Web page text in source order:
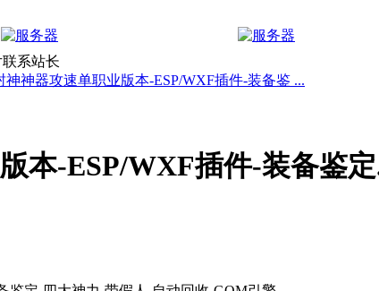
系站长
神神器攻速单职业版本-ESP/WXF插件-装备鉴 ...
本-ESP/WXF插件-装备鉴